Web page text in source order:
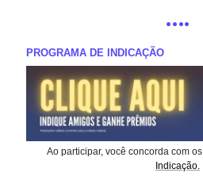
….
PROGRAMA DE INDICAÇÃO
Ao participar, você concorda com os
Indicação.